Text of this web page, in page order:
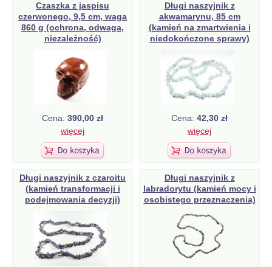
Czaszka z jaspisu
czerwonego, 9,5 cm, waga
860 g (ochrona, odwaga,
niezależność)
Cena: 390,00 zł
więcej
Długi naszyjnik z
akwamarynu, 85 cm
(kamień na zmartwienia i
niedokończone sprawy)
Cena: 42,30 zł
więcej
Długi naszyjnik z czaroitu
(kamień transformacji i
podejmowania decyzji)
Długi naszyjnik z
labradorytu (kamień mocy i
osobistego przeznaczenia)